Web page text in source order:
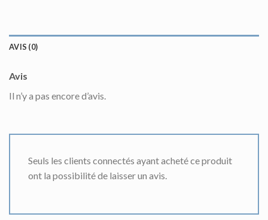
AVIS (0)
Avis
Il n’y a pas encore d’avis.
Seuls les clients connectés ayant acheté ce produit
ont la possibilité de laisser un avis.